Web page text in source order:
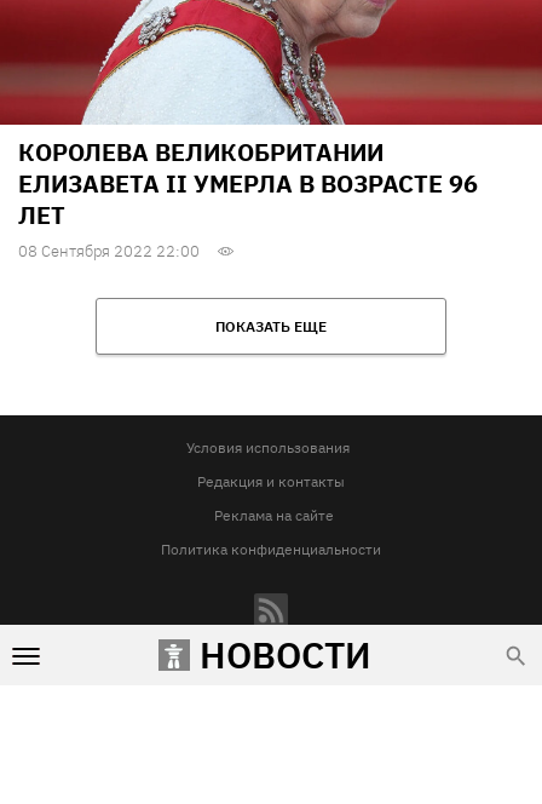
НОВОСТИ
КОРОЛЕВА ВЕЛИКОБРИТАНИИ
ЕЛИЗАВЕТА II УМЕРЛА В ВОЗРАСТЕ 96
ЛЕТ
08 Сентября 2022 22:00
ПОКАЗАТЬ ЕЩЕ
Условия использования
Редакция и контакты
Реклама на сайте
Политика конфиденциальности
Использование материалов Vgorode.ua разрешается только при условии прямой и открытой для поисковых
систем гиперссылки на сайт vgorode.ua. Гиперссылка обязательна вне зависимости от полного либо